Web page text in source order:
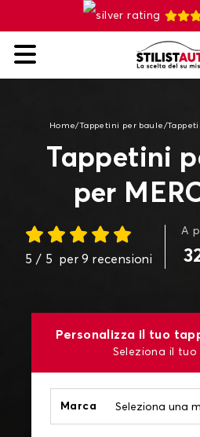
Home/Tappetini per baule /
Tappetini
per
5 / 5 per 9 recensioni
A
Personalizza il tuo
Seleziona il tuo
Marca